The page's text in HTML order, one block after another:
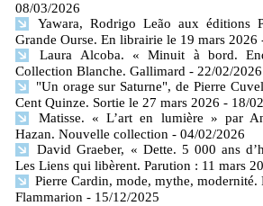
08/03/2026
Yawara, Rodrigo Leão aux éditions
Grande Ourse. En librairie le 19 mars 2026
Laura Alcoba. « Minuit à bord.
Collection Blanche. Gallimard - 22/02/2026
"Un orage sur Saturne", de Pierre
Cent Quinze. Sortie le 27 mars 2026 - 18/
Matisse. « L’art en lumière » par
Hazan. Nouvelle collection - 04/02/2026
David Graeber, « Dette. 5 000 ans
Les Liens qui libèrent. Parution : 11 mars
Pierre Cardin, mode, mythe, modernité.
Flammarion - 15/12/2025